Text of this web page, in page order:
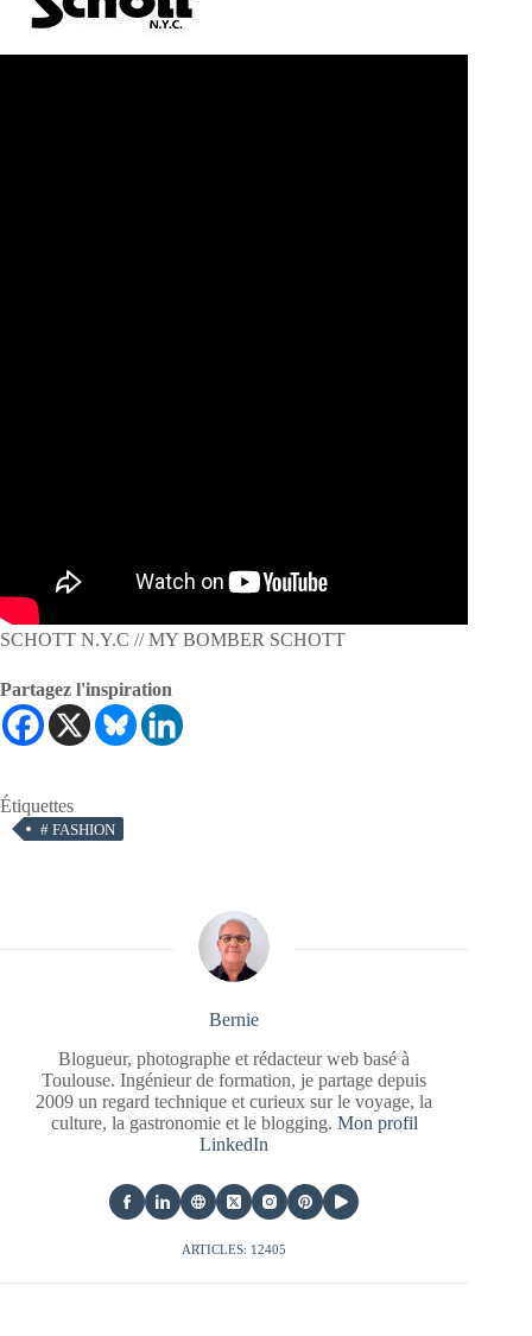
SCHOTT N.Y.C // MY BOMBER SCHOTT
Partagez l'inspiration
Étiquettes
# FASHION
Bernie
Blogueur, photographe et rédacteur web basé à
Toulouse. Ingénieur de formation, je partage depuis
2009 un regard technique et curieux sur le voyage, la
culture, la gastronomie et le blogging. Mon profil
LinkedIn
ARTICLES: 12405